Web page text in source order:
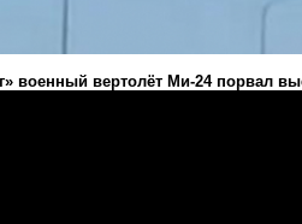
военный вертолёт Ми-24 порвал